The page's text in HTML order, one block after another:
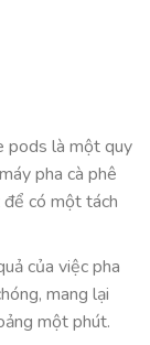
pods là một quy
pha cà phê
có một tách
của việc pha
mang lại
một phút.